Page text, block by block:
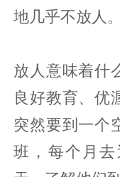
地几乎不放人。
放人意味着什
良好教育、优
突然要到一个
班，每个月